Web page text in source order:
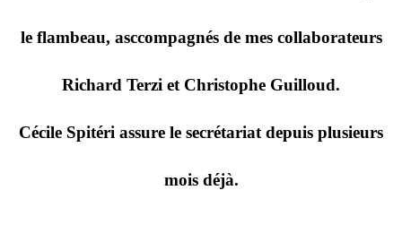
le flambeau, asccompagnés de mes collaborateurs
Richard Terzi et Christophe Guilloud.
Cécile Spitéri assure le secrétariat depuis plusieurs
mois déjà.